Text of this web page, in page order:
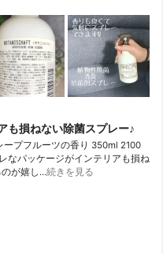
も損ねない除菌スプレー♪
ープフルーツの香り 350ml 2100
なパッケージがインテリアも損ね
のが嬉し…続きを見る